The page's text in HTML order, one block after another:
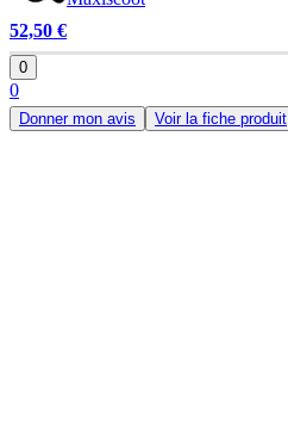
52,50 €
0
0
Donner mon avis Voir la fiche produit